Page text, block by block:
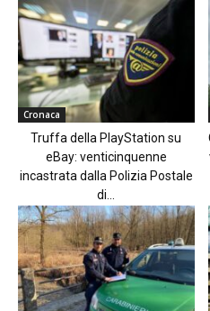
Cronaca
Truffa della PlayStation su
eBay: venticinquenne
incastrata dalla Polizia Postale
di...